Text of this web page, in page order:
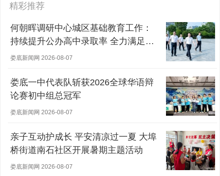
精彩推荐
何朝晖调研中心城区基础教育工作：
持续提升公办高中录取率 全力满足群
众对优质教育的需求
娄底新闻网 2026-08-07
娄底一中代表队斩获2026全球华语辩
论赛初中组总冠军
娄底新闻网 2026-08-07
亲子互动护成长 平安清凉过一夏 大埠
桥街道南石社区开展暑期主题活动
娄底新闻网 2026-08-07